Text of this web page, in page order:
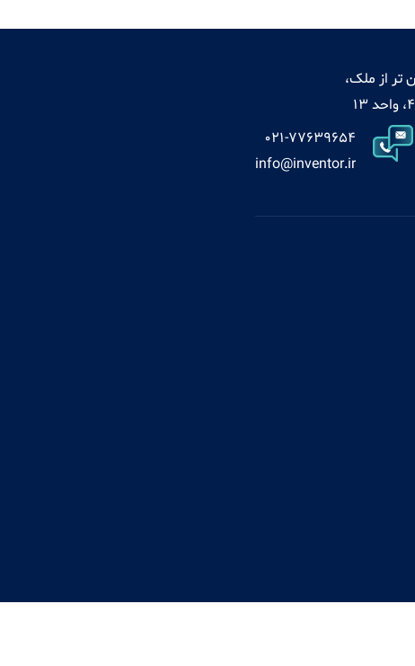
تر از ملک،
021-77639654
info@inventor.ir